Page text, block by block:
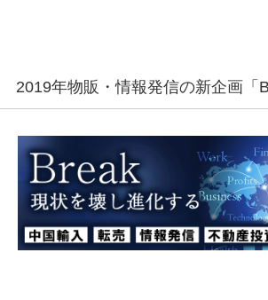
2019年物販・情報発信の新企画「